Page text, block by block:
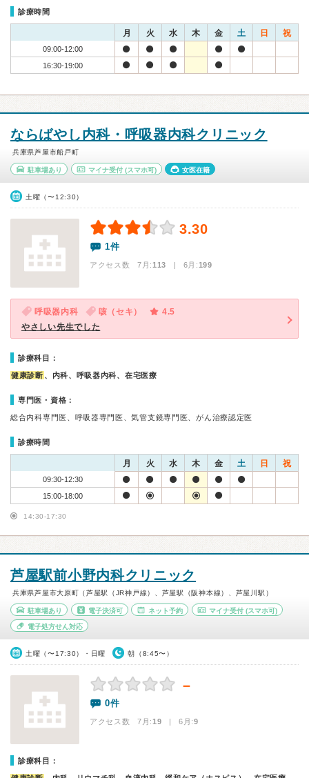
診療時間
月 火 水 木 金 土 日 祝
09:00-12:00
16:30-19:00
ならばやし内科・呼吸器内科クリニック
兵庫県芦屋市船戸町
駐車場あり マイナ受付(スマホ可) 女医在籍
土曜（〜12:30）
3.30
1件
アクセス数 7月:113 | 6月:199
呼吸器内科 咳（セキ）
4.5
やさしい先生でした
診療科目：
健康診断 、内科、呼吸器内科、在宅医療
専門医・資格：
総合内科専門医、呼吸器専門医、気管支鏡専門医、がん治療認定医
診療時間
月 火 水 木 金 土 日 祝
09:30-12:30
15:00-18:00
14:30-17:30
芦屋駅前小野内科クリニック
兵庫県芦屋市大原町（芦屋駅（JR神戸線）、芦屋駅（阪神本線）、芦屋川駅）
駐車場あり 電子決済可 ネット予約 マイナ受付 (スマホ可)
電子処方せん対応
土曜（〜17:30）・日曜 朝（8:45〜）
－
0件
アクセス数 7月:19 | 6月:9
診療科目：